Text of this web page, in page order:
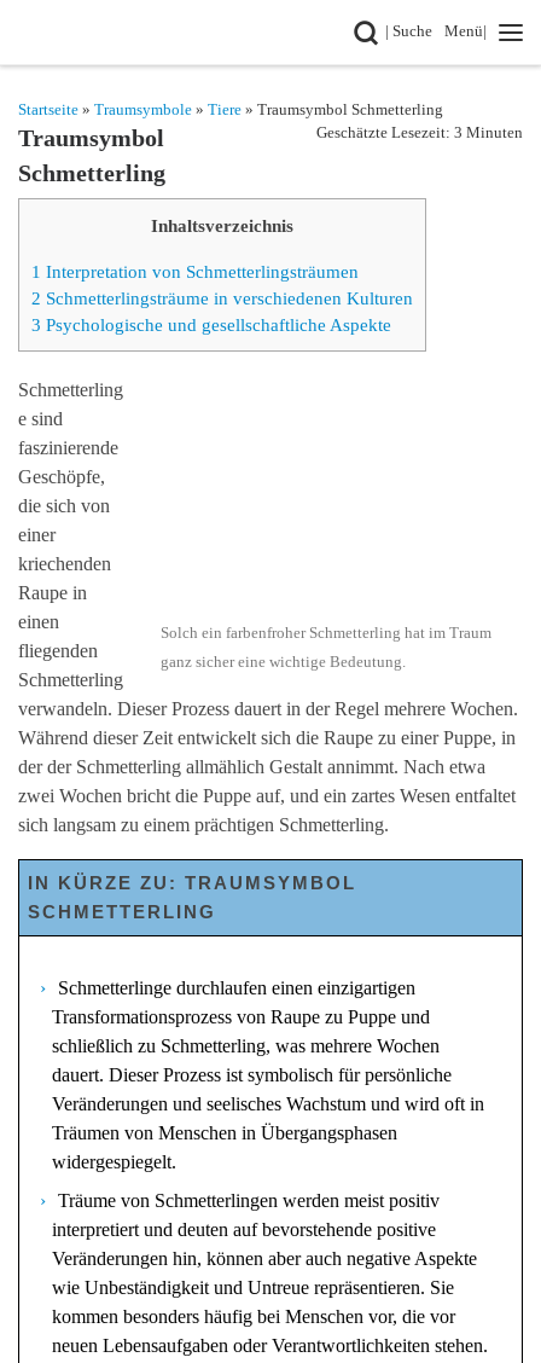
| SucheSearch
Menü|
Startseite » Traumsymbole » Tiere » Traumsymbol Schmetterling
Geschätzte Lesezeit: 3 Minuten
Traumsymbol
Schmetterling
Inhaltsverzeichnis
1 Interpretation von Schmetterlingsträumen
2 Schmetterlingsträume in verschiedenen Kulturen
3 Psychologische und gesellschaftliche Aspekte
Solch ein farbenfroher Schmetterling hat im Traum
ganz sicher eine wichtige Bedeutung.
Schmetterling
e sind
faszinierende
Geschöpfe,
die sich von
einer
kriechenden
Raupe in
einen
fliegenden
Schmetterling
verwandeln. Dieser Prozess dauert in der Regel mehrere Wochen.
Während dieser Zeit entwickelt sich die Raupe zu einer Puppe, in
der der Schmetterling allmählich Gestalt annimmt. Nach etwa
zwei Wochen bricht die Puppe auf, und ein zartes Wesen entfaltet
sich langsam zu einem prächtigen Schmetterling.
IN KÜRZE ZU: TRAUMSYMBOL
SCHMETTERLING
Schmetterlinge durchlaufen einen einzigartigen
Transformationsprozess von Raupe zu Puppe und
schließlich zu Schmetterling, was mehrere Wochen
dauert. Dieser Prozess ist symbolisch für persönliche
Veränderungen und seelisches Wachstum und wird oft in
Träumen von Menschen in Übergangsphasen
widergespiegelt.
Träume von Schmetterlingen werden meist positiv
interpretiert und deuten auf bevorstehende positive
Veränderungen hin, können aber auch negative Aspekte
wie Unbeständigkeit und Untreue repräsentieren. Sie
kommen besonders häufig bei Menschen vor, die vor
neuen Lebensaufgaben oder Verantwortlichkeiten stehen.